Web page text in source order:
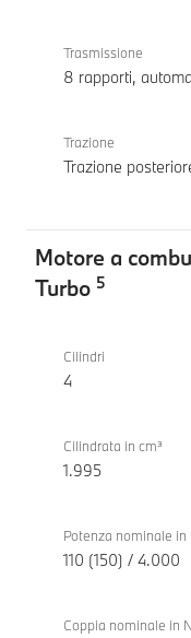
Trasmissione
8 rapporti,
Trazione
Trazione
Motore a
Turbo 5
combustione
318d
Berlina
Cilindri
4
Cilindrata in cm³
1.995
Potenza nominale in
110 (150) / 4.000
Coppia nominale in